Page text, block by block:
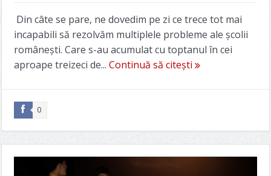
Din câte se pare, ne dovedim pe zi ce trece tot mai
incapabili să rezolvăm multiplele probleme ale școlii
românești. Care s-au acumulat cu toptanul în cei
aproape treizeci de... Continuă să citești
0